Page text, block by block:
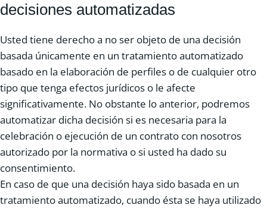
decisiones automatizadas
Usted tiene derecho a no ser objeto de una decisión
basada únicamente en un tratamiento automatizado
basado en la elaboración de perfiles o de cualquier otro
tipo que tenga efectos jurídicos o le afecte
significativamente. No obstante lo anterior, podremos
automatizar dicha decisión si es necesaria para la
celebración o ejecución de un contrato con nosotros
autorizado por la normativa o si usted ha dado su
consentimiento.
En caso de que una decisión haya sido basada en un
tratamiento automatizado, cuando ésta se haya utilizado